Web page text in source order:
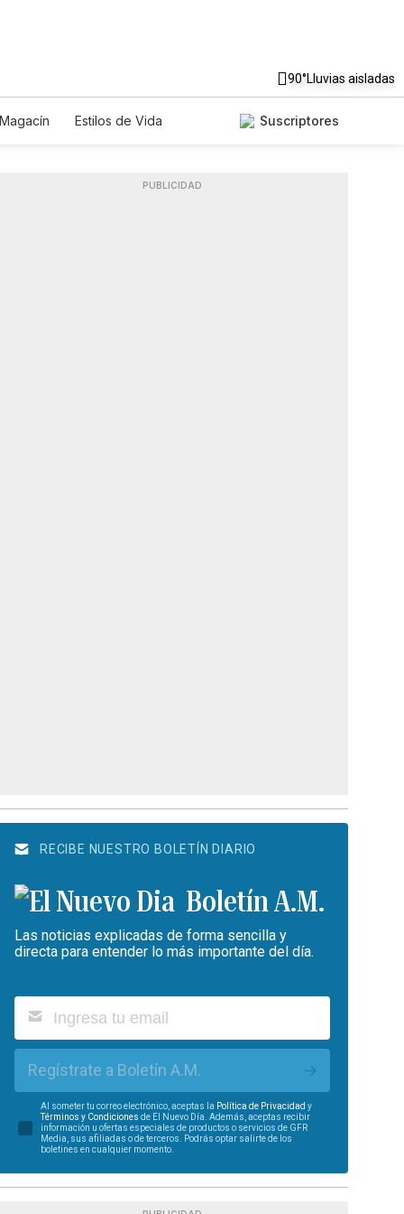
90°Lluvias aisladas
Magacín
Estilos de Vida
Suscriptores
PUBLICIDAD
RECIBE NUESTRO BOLETÍN DIARIO
Boletín A.M.
Las noticias explicadas de forma sencilla y
directa para entender lo más importante del día.
Regístrate a Boletín A.M.
Al someter tu correo electrónico, aceptas la Política de Privacidad y
Términos y Condiciones de El Nuevo Día. Además, aceptas recibir
información u ofertas especiales de productos o servicios de GFR
Media, sus afiliadas o de terceros. Podrás optar salirte de los
boletines en cualquier momento.